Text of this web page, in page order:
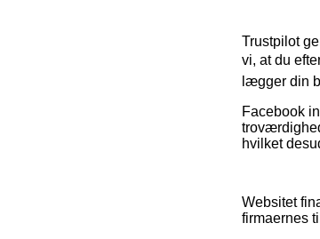
Trustpilot
vi, at du
lægger din
Facebook
hvilket
Websitet
firmaernes